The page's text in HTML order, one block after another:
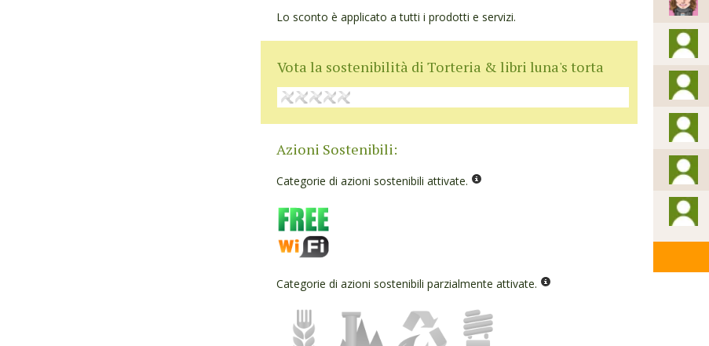
Lo sconto è applicato a tutti i prodotti e servizi.
Vota la sostenibilità di Torteria & libri luna's torta
Azioni Sostenibili:
Categorie di azioni sostenibili attivate.
Categorie di azioni sostenibili parzialmente attivate.